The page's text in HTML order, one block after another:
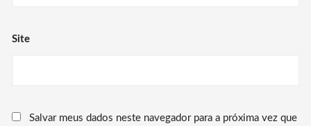
Site
Salvar meus dados neste navegador para a próxima vez que